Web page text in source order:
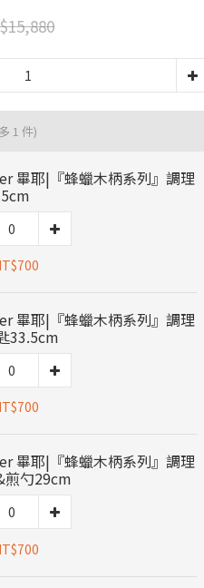
1 件)
畢耶|『蜂蠟木柄系列』調理
畢耶|『蜂蠟木柄系列』調理
33.5cm
畢耶|『蜂蠟木柄系列』調理
煎勺29cm